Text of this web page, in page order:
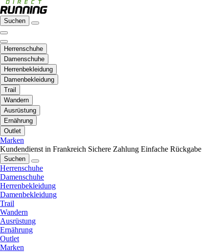
Suchen
Herrenschuhe
Damenschuhe
Herrenbekleidung
Damenbekleidung
Trail
Wandern
Ausrüstung
Ernährung
Outlet
Marken
Kundendienst in Frankreich Sichere Zahlung Einfache Rückgabe
Suchen
Herrenschuhe
Damenschuhe
Herrenbekleidung
Damenbekleidung
Trail
Wandern
Ausrüstung
Ernährung
Outlet
Marken